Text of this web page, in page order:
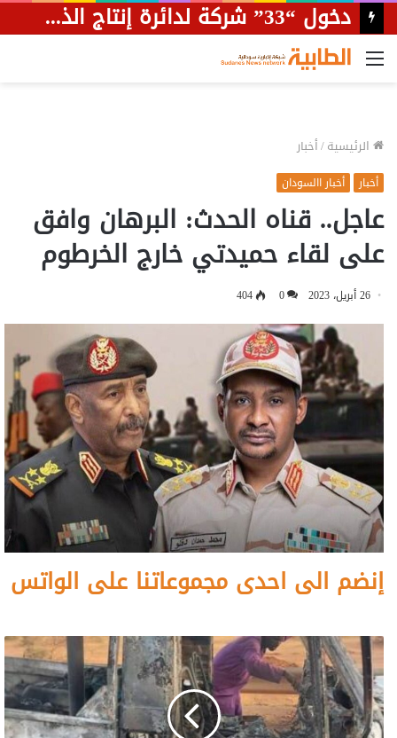
القائمة
الرئيسية/أخبار
أخبار أخبار االسودان
عاجل.. قناه الحدث: البرهان وافق
على لقاء حميدتي خارج الخرطوم
26 أبريل، 2023 0
404
إنضم الى احدى مجموعاتنا على الواتس